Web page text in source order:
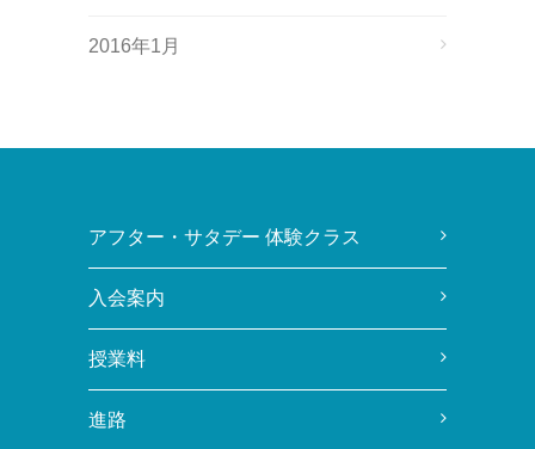
2016年1月
アフター・サタデー 体験クラス
入会案内
授業料
進路